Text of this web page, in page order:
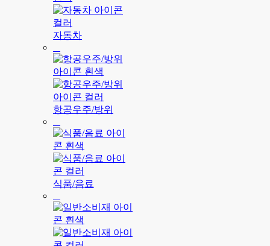
자동차
항공우주/방위
식품/음료